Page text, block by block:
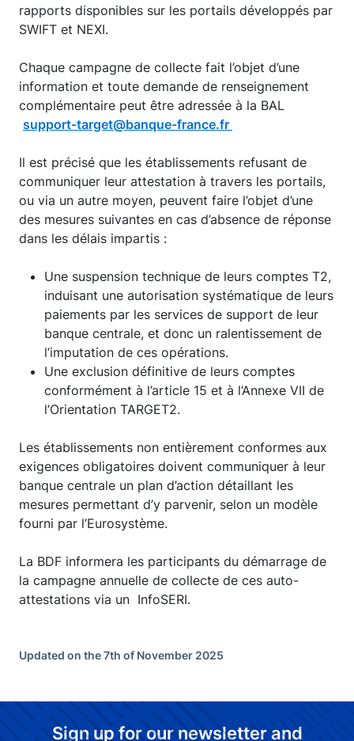
rapports disponibles sur les portails développés par
SWIFT et NEXI.
Chaque campagne de collecte fait l’objet d’une
information et toute demande de renseignement
complémentaire peut être adressée à la BAL
support-target@banque-france.fr
Il est précisé que les établissements refusant de
communiquer leur attestation à travers les portails,
ou via un autre moyen, peuvent faire l’objet d’une
des mesures suivantes en cas d’absence de réponse
dans les délais impartis :
Une suspension technique de leurs comptes T2,
induisant une autorisation systématique de leurs
paiements par les services de support de leur
banque centrale, et donc un ralentissement de
l’imputation de ces opérations.
Une exclusion définitive de leurs comptes
conformément à l’article 15 et à l’Annexe VII de
l’Orientation TARGET2.
Les établissements non entièrement conformes aux
exigences obligatoires doivent communiquer à leur
banque centrale un plan d’action détaillant les
mesures permettant d’y parvenir, selon un modèle
fourni par l’Eurosystème.
La BDF informera les participants du démarrage de
la campagne annuelle de collecte de ces auto-
attestations via un InfoSERI.
Updated on the 7th of November 2025
Sign up for our newsletter and